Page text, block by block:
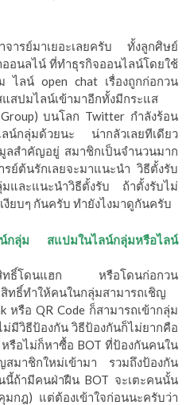
จารย์มาเยอะเลยครับ ทั้งลูกศิษย์
อนลไน์ ที่ทำธุรกิจออนไลน์โดยใช้
ไลน์ open chat เรื่องถูกก่อกวน
สปมไลน์เข้ามาอีกทั้งมีกระแส
บนโลก Twitter กำลังร้อน
ลน์กลุ่มด้วยนะ น่ากลัวเลยทีเดียว
ลสำคัญอยู่ สมาชิกเป็นจำนวนมาก
ย์ต้นรักเลยจะมาแนะนำ วิธีตั้งรับ
มและแนะนำวิธีตั้งรับ ถ้าตั้งรับไม่
ยบๆ กันครับ ทำยังไงมาดูกันครับ
น์กลุ่ม สแปมในไลน์กลุ่มหรือไลน์
มีสิทธิ์โดนแฮก หรือโดนก่อกวน
ทธิ์ทำให้คนในกลุ่มสามารถเชิญ
หรือ QR Code ก็สามารถเข้ากลุ่ม
ม่มีวิธีป้องกัน วิธีป้องกันก็ไม่ยากคือ
รือไม่ก็หาซื้อ BOT ที่ป้องกันคนใน
มาชิกใหม่เข้ามา รวมถึงป้องกัน
ถ้ามีคนฝ่าฝืน BOT จะเตะคนนั้น
กฎ) แต่ต้องเข้าใจก่อนนะครับว่า